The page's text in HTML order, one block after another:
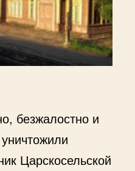
безжалостно и
Царскосельской